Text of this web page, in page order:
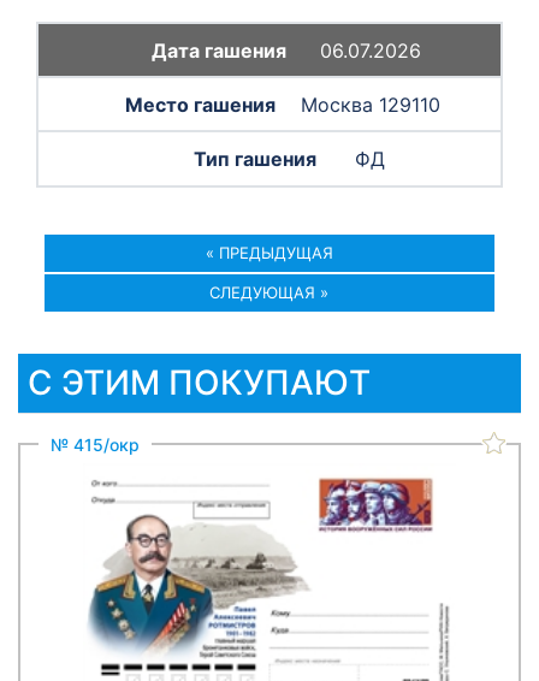
06.07.2026
Москва 129110
ФД
« ПРЕДЫДУЩАЯ
СЛЕДУЮЩАЯ »
С ЭТИМ ПОКУПАЮТ
№ 415/окр